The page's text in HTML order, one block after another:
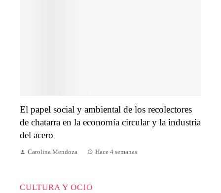
El papel social y ambiental de los recolectores
de chatarra en la economía circular y la industria
del acero
Carolina Mendoza Hace 4 semanas
CULTURA Y OCIO